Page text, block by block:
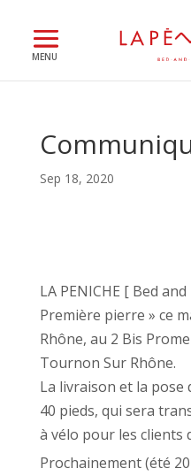
Sep 18, 2020
LA PENICHE [ Bed
Première pierre » ce
Rhône, au 2 Bis
Tournon Sur Rhône.
La livraison et la pose
40 pieds, qui sera
à vélo pour les clients
Prochainement (été